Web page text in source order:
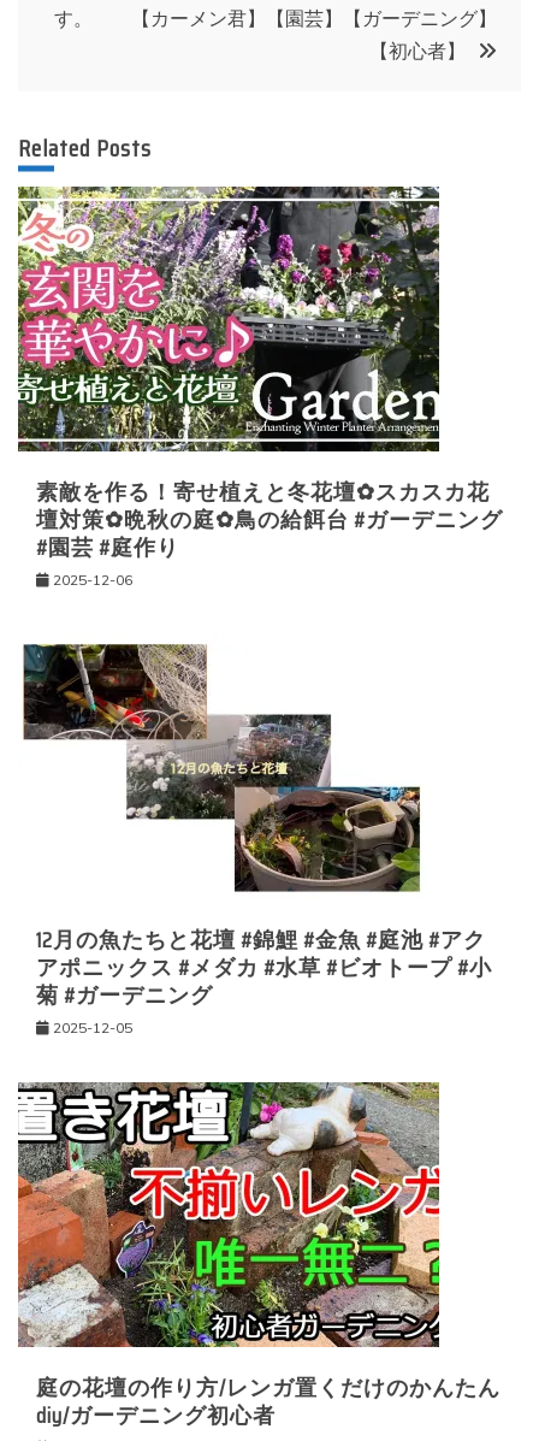
ゲ
ー
シ
ョ
ン
す。 【カーメン君】【園芸】【ガーデニング】
【初心者】
Related Posts
素敵を作る！寄せ植えと冬花壇✿スカスカ花
壇対策✿晩秋の庭✿鳥の給餌台 #ガーデニング
#園芸 #庭作り
2025-12-06
12月の魚たちと花壇 #錦鯉 #金魚 #庭池 #アク
アポニックス #メダカ #水草 #ビオトープ #小
菊 #ガーデニング
2025-12-05
庭の花壇の作り方/レンガ置くだけのかんたん
diy/ガーデニング初心者